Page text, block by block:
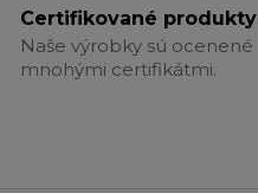
Certifikované produkty
Naše výrobky sú ocenené
mnohými certifikátmi.